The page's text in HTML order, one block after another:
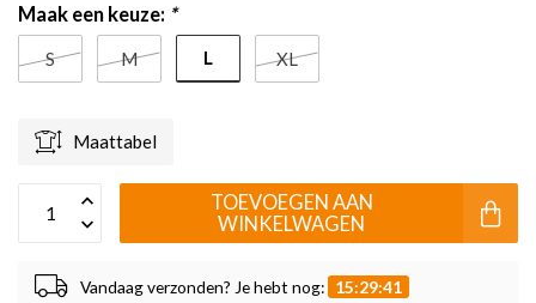
Maak een keuze: *
S M L XL
Maattabel
TOEVOEGEN AAN
WINKELWAGEN
Vandaag verzonden? Je hebt nog: 15:29:41